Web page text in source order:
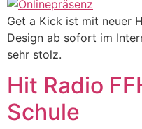
Get a Kick ist mit neuer
Design ab sofort im
sehr stolz.
Hit Radio
Schule